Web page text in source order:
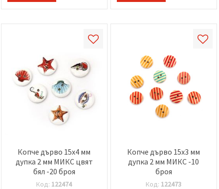
Копче дърво 15x4 мм
дупка 2 мм МИКС цвят
бял -20 броя
Код: 122474
Копче дърво 15x3 мм
дупка 2 мм МИКС -10
броя
Код: 122473